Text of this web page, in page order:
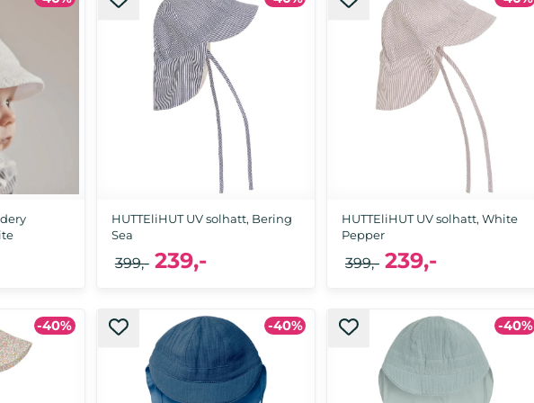
6-8 år 2-4 år, 4-6 år
HUTTEliHUT UV solhatt, Bering
Sea
6-12 mnd, 1-2 år
239,-
399,-
HUTTEliHUT UV solhatt, White
Pepper
6-12 mnd, 1-2 år, 2-4 år
239,-
399,-
-40% -40% -40%